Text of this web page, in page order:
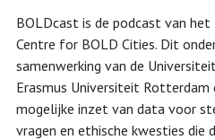
BOLDcast is de podcast van
Centre for BOLD Cities. Dit
samenwerking van de
Erasmus Universiteit Rotterdam
mogelijke inzet van data voor
vragen en ethische kwesties die